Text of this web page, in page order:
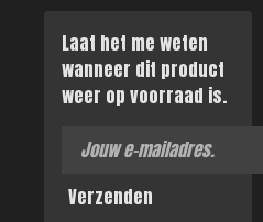
Laat het me weten
wanneer dit product
weer op voorraad is.
Verzenden